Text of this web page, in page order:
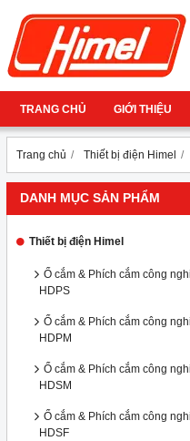
TRANG CHỦ GIỚI THIỆU
Trang chủ Thiết bị điện Himel
DANH MỤC SẢN PHẨM
Thiết bị điện Himel
Ổ cắm & Phích cắm công
HDPS
Ổ cắm & Phích cắm công
HDPM
Ổ cắm & Phích cắm công
HDSM
Ổ cắm & Phích cắm công
HDSF